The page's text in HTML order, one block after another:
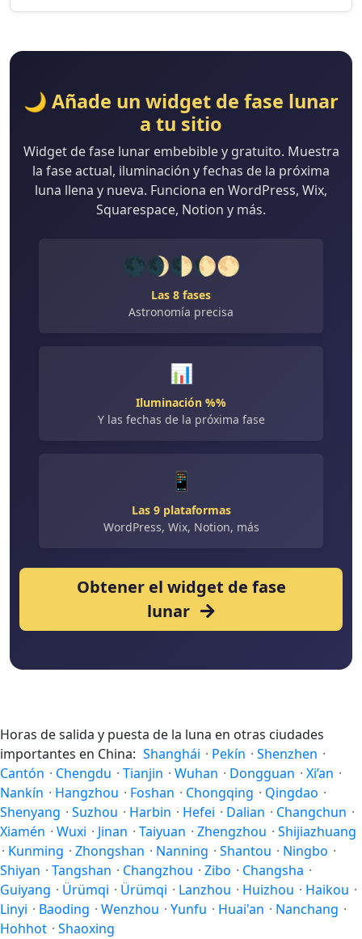
🌙 Añade un widget de fase lunar
a tu sitio
Widget de fase lunar embebible y gratuito. Muestra
la fase actual, iluminación y fechas de la próxima
luna llena y nueva. Funciona en WordPress, Wix,
Squarespace, Notion y más.
🌑🌒🌓🌔🌕
Las 8 fases
Astronomía precisa
📊
Iluminación %%
Y las fechas de la próxima fase
📱
Las 9 plataformas
WordPress, Wix, Notion, más
Obtener el widget de fase
lunar
Horas de salida y puesta de la luna en otras ciudades
importantes en China: Shanghái · Pekín · Shenzhen ·
Cantón · Chengdu · Tianjin · Wuhan · Dongguan · Xi’an ·
Nankín · Hangzhou · Foshan · Chongqing · Qingdao ·
Shenyang · Suzhou · Harbin · Hefei · Dalian · Changchun ·
Xiamén · Wuxi · Jinan · Taiyuan · Zhengzhou · Shijiazhuang
· Kunming · Zhongshan · Nanning · Shantou · Ningbo ·
Shiyan · Tangshan · Changzhou · Zibo · Changsha ·
Guiyang · Ürümqi · Ürümqi · Lanzhou · Huizhou · Haikou ·
Linyi · Baoding · Wenzhou · Yunfu · Huai'an · Nanchang ·
Hohhot · Shaoxing